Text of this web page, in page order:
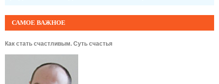
САМОЕ ВАЖНОЕ
Как стать счастливым. Суть счастья